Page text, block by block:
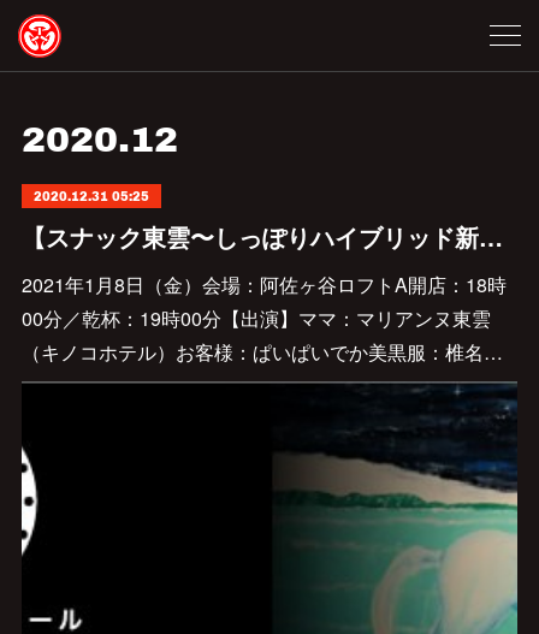
2020.12
2020.12.31 05:25
【スナック東雲〜しっぽりハイブリッド新年会】開催いたします
2021年1月8日（金）会場：阿佐ヶ谷ロフトA開店：18時
00分／乾杯：19時00分【出演】ママ：マリアンヌ東雲
（キノコホテル）お客様：ぱいぱいでか美黒服：椎名…